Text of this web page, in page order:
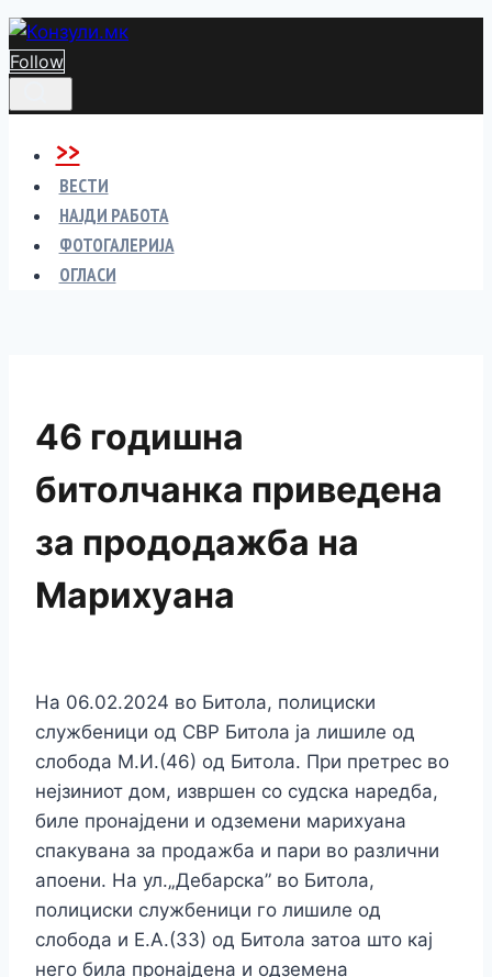
Skip
to
Follow
>>
ВЕСТИ
НАЈДИ РАБОТА
ФОТОГАЛЕРИЈА
ОГЛАСИ
46 годишна
битолчанка приведена
за прододажба на
Марихуана
На 06.02.2024 во Битола, полициски
службеници од СВР Битола ја лишиле од
слобода М.И.(46) од Битола. При претрес во
нејзиниот дом, извршен со судска наредба,
биле пронајдени и одземени марихуана
спакувана за продажба и пари во различни
апоени. На ул.„Дебарска” во Битола,
полициски службеници го лишиле од
слобода и Е.А.(33) од Битола затоа што кај
него била пронајдена и одземена